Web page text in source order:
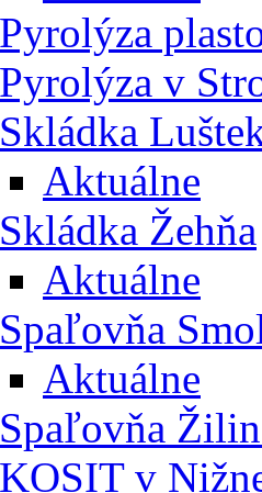
Pyrolýza
Pyrolýza v
Skládka
Aktuálne
Skládka Žehňa
Aktuálne
Spaľovňa
Aktuálne
Spaľovňa
KOSIT v